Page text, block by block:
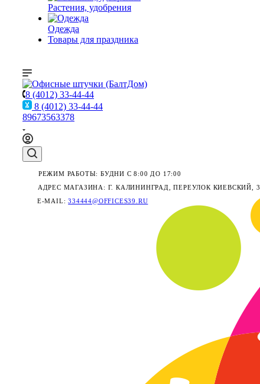
Растения, удобрения
Одежда
Товары для праздника
8 (4012) 33-44-44
8 (4012) 33-44-44
89673563378
РЕЖИМ РАБОТЫ: БУДНИ С 8:00 ДО 17:00
АДРЕС МАГАЗИНА: Г. КАЛИНИНГРАД, ПЕРЕУЛОК КИЕВСКИЙ, 3
E-MAIL:334444@OFFICES39.RU